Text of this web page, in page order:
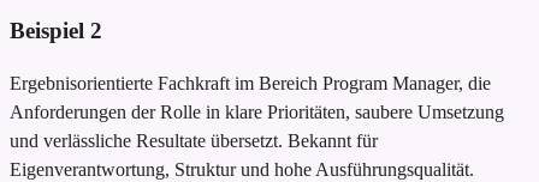
Beispiel 2
Ergebnisorientierte Fachkraft im Bereich Program Manager, die
Anforderungen der Rolle in klare Prioritäten, saubere Umsetzung
und verlässliche Resultate übersetzt. Bekannt für
Eigenverantwortung, Struktur und hohe Ausführungsqualität.